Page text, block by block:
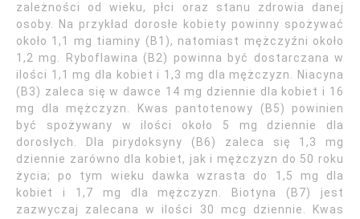
zależności od wieku, płci oraz stanu zdrowia danej
osoby. Na przykład dorosłe kobiety powinny spożywać
około 1,1 mg tiaminy (B1), natomiast mężczyźni około
1,2 mg. Ryboflawina (B2) powinna być dostarczana w
ilości 1,1 mg dla kobiet i 1,3 mg dla mężczyzn. Niacyna
(B3) zaleca się w dawce 14 mg dziennie dla kobiet i 16
mg dla mężczyzn. Kwas pantotenowy (B5) powinien
być spożywany w ilości około 5 mg dziennie dla
dorosłych. Dla pirydoksyny (B6) zaleca się 1,3 mg
dziennie zarówno dla kobiet, jak i mężczyzn do 50 roku
życia; po tym wieku dawka wzrasta do 1,5 mg dla
kobiet i 1,7 mg dla mężczyzn. Biotyna (B7) jest
zazwyczaj zalecana w ilości 30 mcg dziennie. Kwas